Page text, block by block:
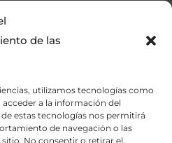
de las
utilizamos tecnologías como
a la información del
estas tecnologías nos permitirá
de navegación o las
No consentir o retirar el